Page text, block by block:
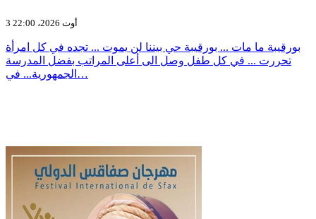
3 أوت 2026، 22:00
بورقيبة ما مات ... بورقيبة حي بيننا لن يموت ... تجده في كل امرأة
تحررت ... في كل طفل وصل الى أعلى المراتب بفضل المدرسة
الجمهورية... في…